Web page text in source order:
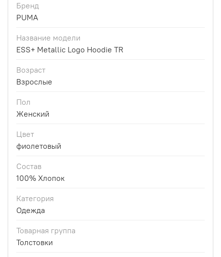
Бренд
PUMA
Название модели
ESS+ Metallic Logo Hoodie TR
Возраст
Взрослые
Пол
Женский
Цвет
фиолетовый
Состав
100% Хлопок
Категория
Одежда
Товарная группа
Толстовки